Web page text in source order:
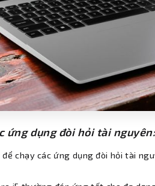
ứng dụng đòi hỏi tài nguyên:
chạy các ứng dụng đòi hỏi tài